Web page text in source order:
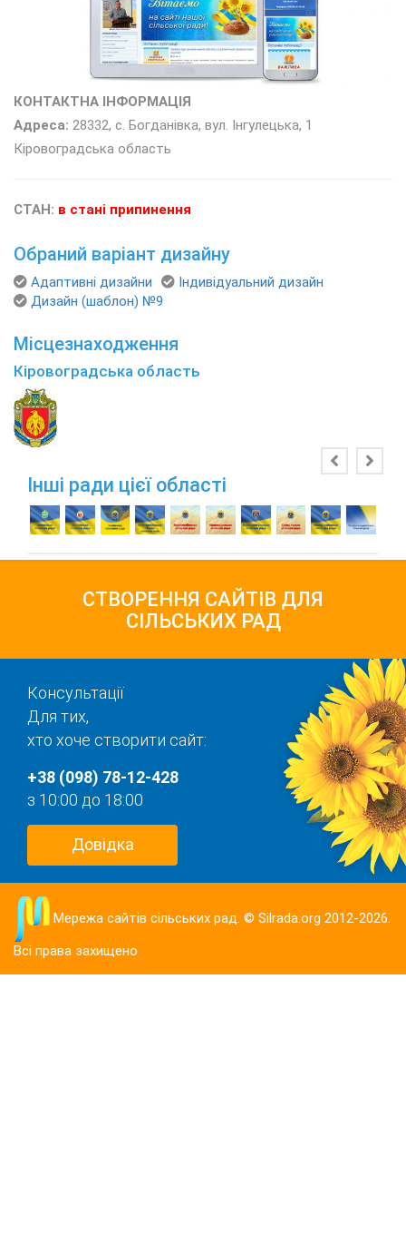
КОНТАКТНА ІНФОРМАЦІЯ
Адреса: 28332, с. Богданівка, вул. Інгулецька, 1
Кіровоградська область
СТАН: в стані припинення
Обраний варіант дизайну
Адаптивні дизайни
Індивідуальний дизайн
Дизайн (шаблон) №9
Місцезнаходження
Кіровоградська область
Інші ради цієї області
СТВОРЕННЯ САЙТІВ ДЛЯ
СІЛЬСЬКИХ РАД
Консультації
Для тих,
хто хоче створити сайт:
+38 (098) 78-12-428
з 10:00 до 18:00
Довідка
Мережа сайтів сільських рад. © Silrada.org 2012-2026.
Всі права захищено